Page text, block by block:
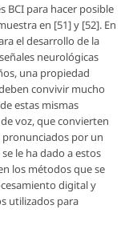
BCI para hacer posible
en [51] y [52]. En
el desarrollo de la
neurológicas
una propiedad
convivir mucho
estas mismas
voz, que convierten
pronunciados por un
le ha dado a estos
los métodos que se
digital y
utilizados para